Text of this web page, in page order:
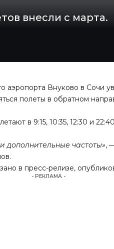
внесли с марта.
аэропорта Внуково в Сочи
полеты в обратном
в 9:15, 10:35, 12:30 и
дополнительные частоты»,
в пресс-релизе,
- РЕКЛАМА -